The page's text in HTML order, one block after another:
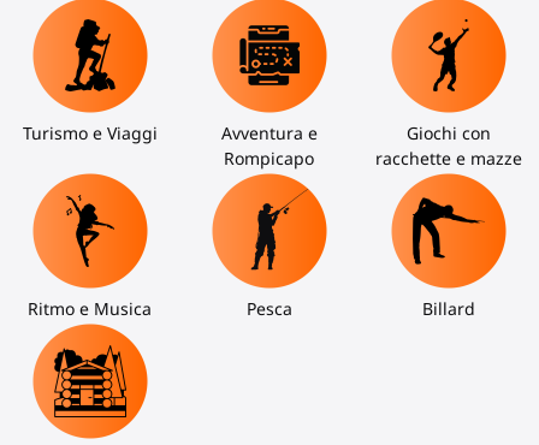
Turismo e Viaggi
Avventura e
Rompicapo
Giochi con
racchette e mazze
Ritmo e Musica Pesca Billard